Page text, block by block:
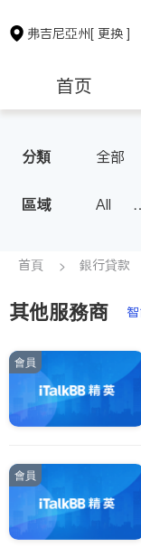
弗吉尼亞州[ 更换 ]
首页
保險理財
銀行貸款
建築裝修
分類 全部
區域
All
首頁 銀行貸款
其他服務商
會員
會員